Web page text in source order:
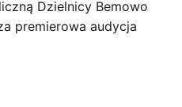
Dzielnicy Bemowo
premierowa audycja